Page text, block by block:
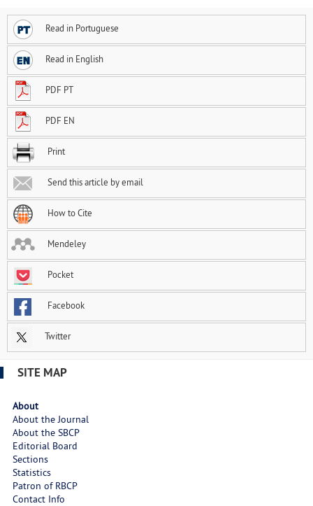
Read in Portuguese
Read in English
PDF PT
PDF EN
Print
Send this article by email
How to Cite
Mendeley
Pocket
Facebook
Twitter
SITE MAP
About
About the Journal
About the SBCP
Editorial Board
Sections
Statistics
Patron of RBCP
Contact Info